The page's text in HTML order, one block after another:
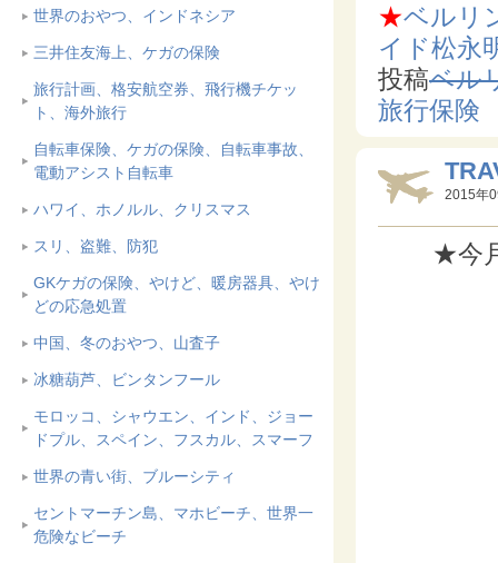
世界のおやつ、インドネシア
三井住友海上、ケガの保険
旅行計画、格安航空券、飛行機チケッ
ト、海外旅行
自転車保険、ケガの保険、自転車事故、
電動アシスト自転車
ハワイ、ホノルル、クリスマス
スリ、盗難、防犯
GKケガの保険、やけど、暖房器具、やけ
どの応急処置
中国、冬のおやつ、山査子
冰糖葫芦、ビンタンフール
モロッコ、シャウエン、インド、ジョー
ドプル、スペイン、フスカル、スマーフ
世界の青い街、ブルーシティ
セントマーチン島、マホビーチ、世界一
危険なビーチ
★ベルリ
イド松永
投稿ベル
旅行保
2015年
★今